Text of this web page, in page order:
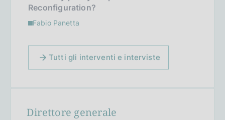
Reconfiguration?
Fabio Panetta
Tutti gli interventi e interviste
Direttore generale